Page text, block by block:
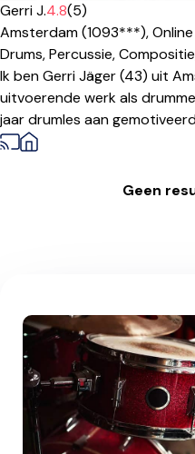
Gerri J.4.8(5)
Amsterdam (1093***),Online
Drums,Percussie,
Ik ben Gerri Jäger (43) uit
uitvoerende werk als
jaar drumles aan
Geen